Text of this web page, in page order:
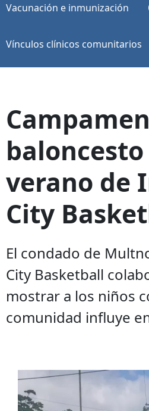
Vacunación e inmunización
Vínculos clínicos comunitarios
verano de
City
El condado de
City Basketball
mostrar a los niños
comunidad influye